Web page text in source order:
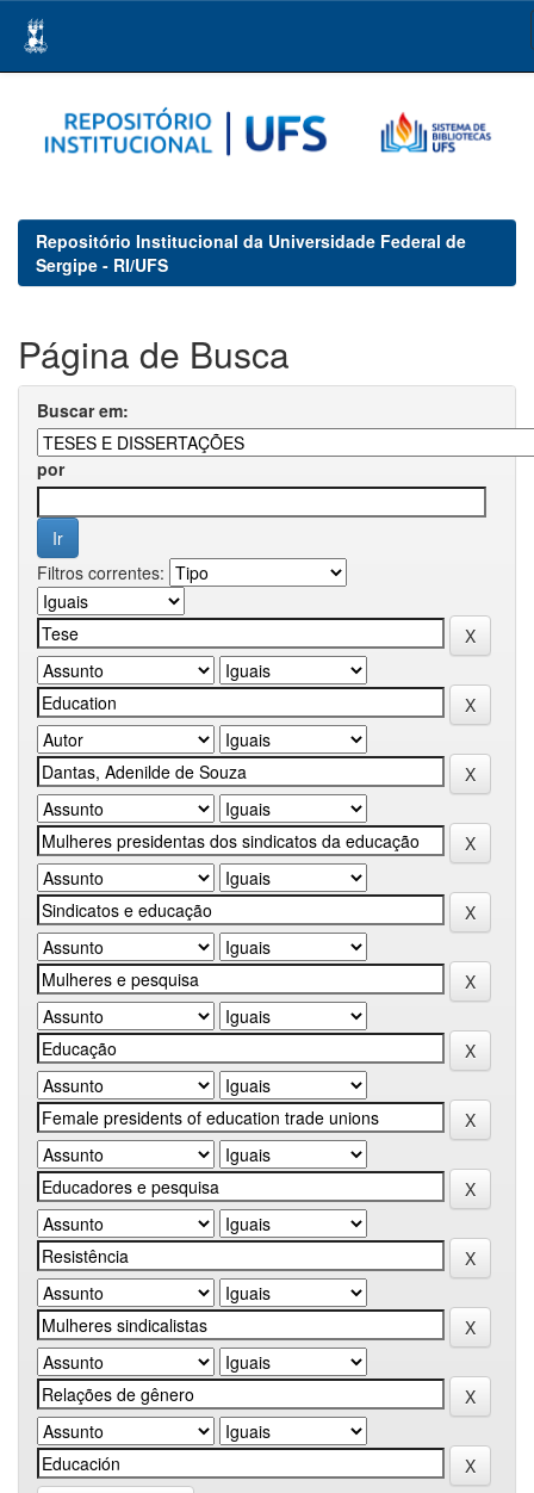
navigation
Repositório Institucional da Universidade Federal de
Sergipe - RI/UFS
Página de Busca
Buscar em:
por
Filtros correntes: